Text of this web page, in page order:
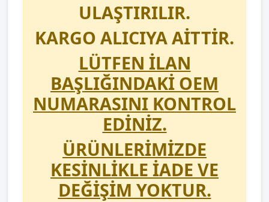
ULAŞTIRILIR.
KARGO ALICIYA AİTTİR.
LÜTFEN İLAN
BAŞLIĞINDAKİ OEM
NUMARASINI KONTROL
EDİNİZ.
ÜRÜNLERİMİZDE
KESİNLİKLE İADE VE
DEĞİŞİM YOKTUR.